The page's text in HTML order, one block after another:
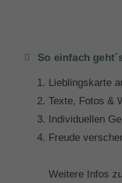
So einfach
Lieblingskarte
Texte, Fotos &
Individuellen
Freude
Weitere Infos